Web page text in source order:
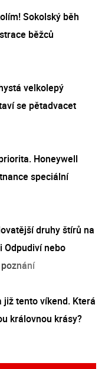
Sokolský běh
běžců
velkolepý
se pětadvacet
Honeywell
speciální
druhy štírů na
Odpudiví nebo
již tento víkend. Která
královnou krásy?